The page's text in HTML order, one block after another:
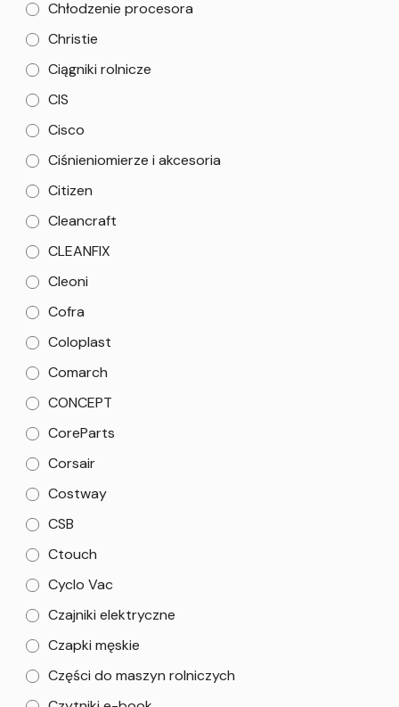
Chłodzenie procesora
Christie
Ciągniki rolnicze
CIS
Cisco
Ciśnieniomierze i akcesoria
Citizen
Cleancraft
CLEANFIX
Cleoni
Cofra
Coloplast
Comarch
CONCEPT
CoreParts
Corsair
Costway
CSB
Ctouch
Cyclo Vac
Czajniki elektryczne
Czapki męskie
Części do maszyn rolniczych